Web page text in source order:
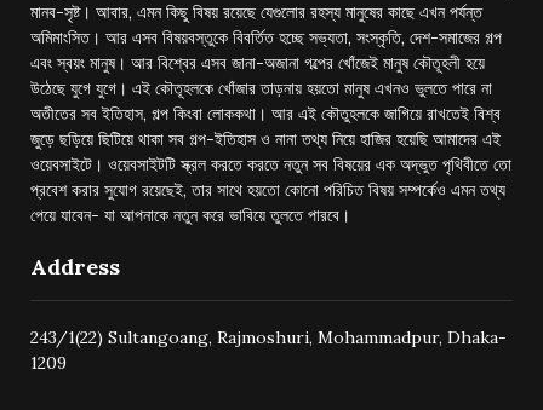
মানব-সৃষ্ট। আবার, এমন কিছু বিষয় রয়েছে যেগুলোর রহস্য মানুষের কাছে এখন পর্যন্ত
অমিমাংসিত। আর এসব বিষয়বস্তুকে বিবর্তিত হচ্ছে সভ্যতা, সংস্কৃতি, দেশ-সমাজের গল্প
এবং স্বয়ং মানুষ। আর বিশ্বের এসব জানা-অজানা গল্পের খোঁজেই মানুষ কৌতূহলী হয়ে
উঠেছে যুগে যুগে। এই কৌতূহলকে খোঁজার তাড়নায় হয়তো মানুষ এখনও ভুলতে পারে না
অতীতের সব ইতিহাস, গল্প কিংবা লোককথা। আর এই কৌতুহলকে জাগিয়ে রাখতেই বিশ্ব
জুড়ে ছড়িয়ে ছিটিয়ে থাকা সব গল্প-ইতিহাস ও নানা তথ্য নিয়ে হাজির হয়েছি আমাদের এই
ওয়েবসাইটে। ওয়েবসাইটটি স্ক্রল করতে করতে নতুন সব বিষয়ের এক অদ্ভুত পৃথিবীতে তো
প্রবেশ করার সুযোগ রয়েছেই, তার সাথে হয়তো কোনো পরিচিত বিষয় সম্পর্কেও এমন তথ্য
পেয়ে যাবেন- যা আপনাকে নতুন করে ভাবিয়ে তুলতে পারবে।
Address
243/1(22) Sultangoang, Rajmoshuri, Mohammadpur, Dhaka-
1209